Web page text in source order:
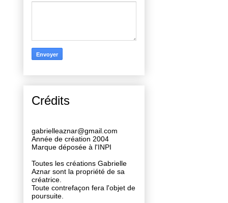
Crédits
gabrielleaznar@gmail.com
Année de création 2004
Marque déposée à l'INPI
Toutes les créations Gabrielle
Aznar sont la propriété de sa
créatrice.
Toute contrefaçon fera l'objet de
poursuite.